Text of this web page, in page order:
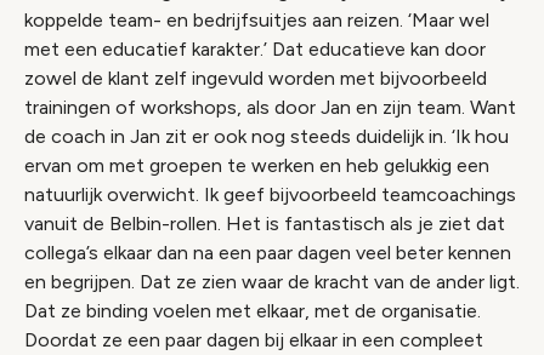
koppelde team- en bedrijfsuitjes aan reizen. ‘Maar wel
met een educatief karakter.’ Dat educatieve kan door
zowel de klant zelf ingevuld worden met bijvoorbeeld
trainingen of workshops, als door Jan en zijn team. Want
de coach in Jan zit er ook nog steeds duidelijk in. ‘Ik hou
ervan om met groepen te werken en heb gelukkig een
natuurlijk overwicht. Ik geef bijvoorbeeld teamcoachings
vanuit de Belbin-rollen. Het is fantastisch als je ziet dat
collega’s elkaar dan na een paar dagen veel beter kennen
en begrijpen. Dat ze zien waar de kracht van de ander ligt.
Dat ze binding voelen met elkaar, met de organisatie.
Doordat ze een paar dagen bij elkaar in een compleet